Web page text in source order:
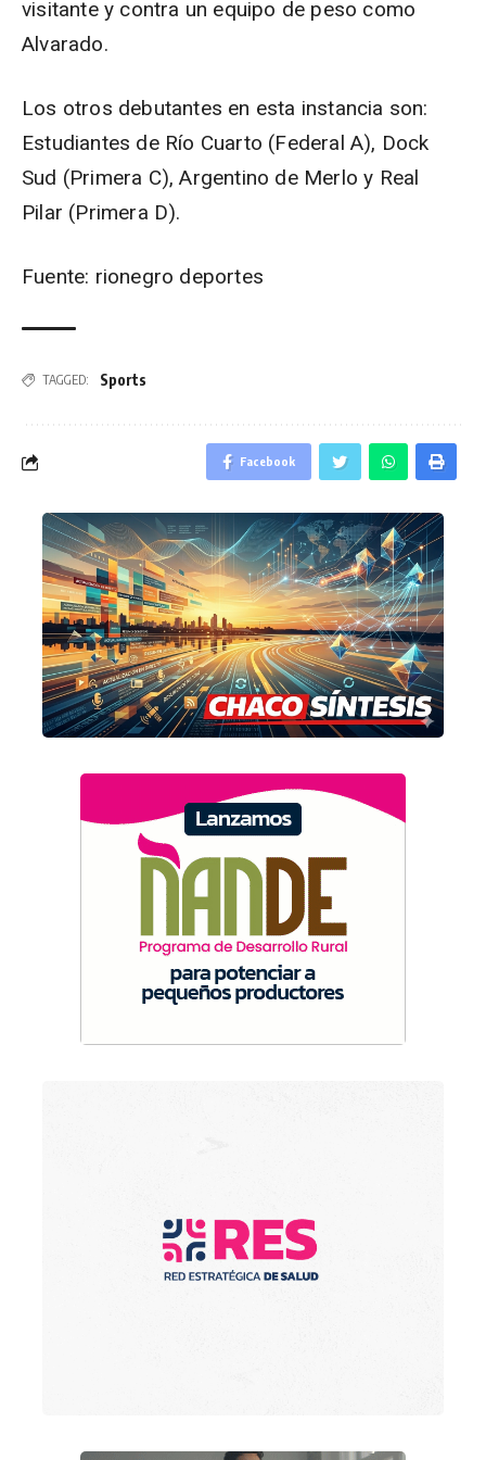
visitante y contra un equipo de peso como
Alvarado.
Los otros debutantes en esta instancia son:
Estudiantes de Río Cuarto (Federal A), Dock
Sud (Primera C), Argentino de Merlo y Real
Pilar (Primera D).
Fuente: rionegro deportes
TAGGED: Sports
Facebook